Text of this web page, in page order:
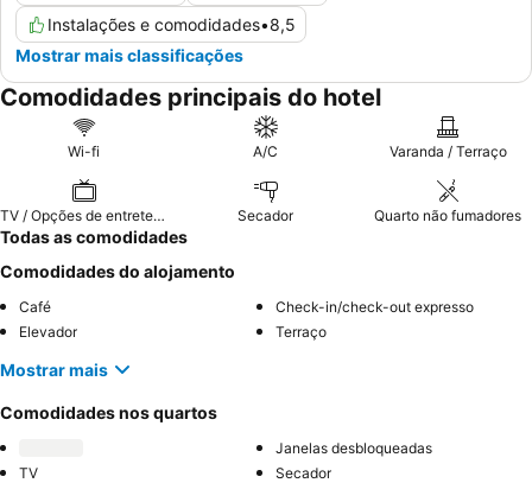
Instalações e comodidades•8,5
Mostrar mais classificações
Comodidades principais do hotel
Wi-fi A/C Varanda / Terraço
TV / Opções de entretenimento Secador Quarto não fumadores
Todas as comodidades
Comodidades do alojamento
Café
Check-in/check-out expresso
Elevador
Terraço
Mostrar mais
Comodidades nos quartos
Janelas desbloqueadas
TV
Secador